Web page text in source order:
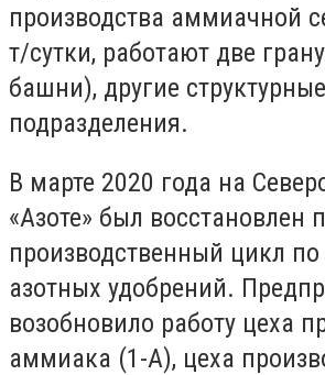
производства аммиачной
т/сутки, работают две
башни), другие структурные
подразделения.
В марте 2020 года на
«Азоте» был восстановлен
производственный цикл
азотных удобрений.
возобновило работу цеха
аммиака (1-А), цеха